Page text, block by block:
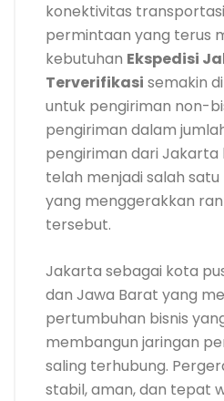
konektivitas
permintaan yang terus
kebutuhan Ekspedisi
Terverifikasi semakin
untuk pengiriman non-
pengiriman dalam
pengiriman dari Jakarta
telah menjadi salah
yang menggerakkan
tersebut.
Jakarta sebagai kota
dan Jawa Barat yang
pertumbuhan bisnis
membangun jaringan
saling terhubung.
stabil, aman, dan tepat